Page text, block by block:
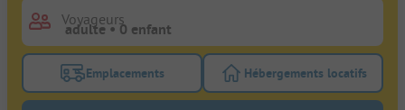
Voyageurs
Activez le bouton de filtre emplacements pour
Emplacements Activez le bouton
Hébergements locatifs